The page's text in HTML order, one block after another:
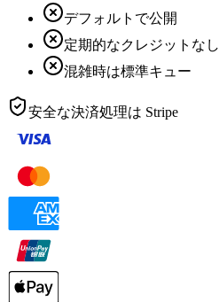
デフォルトで公開
定期的なクレジットなし
混雑時は標準キュー
安全な決済処理は Stripe